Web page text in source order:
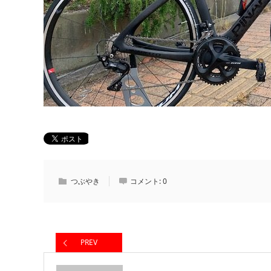
つぶやき コメント:0
PREV